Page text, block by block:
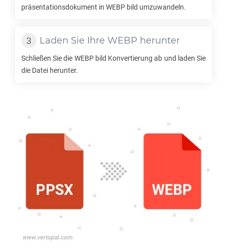
präsentationsdokument in WEBP bild umzuwandeln.
Laden Sie Ihre WEBP herunter
Schließen Sie die WEBPbild Konvertierung ab und laden Sie
die Datei herunter.